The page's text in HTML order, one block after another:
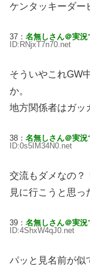
ケンタッキーダー
37： 名無しさん＠実況
ID:RNjxT7n70.net
そういやこれGW
か。
地方関係者はガッ
38： 名無しさん＠実況
ID:0s5IM34N0.net
交流もダメなの？
見に行こうと思っ
39： 名無しさん＠実況
ID:4ShxW4qJ0.net
パッと見名前が似